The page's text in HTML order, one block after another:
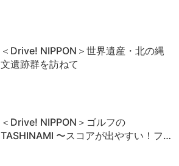
＜Drive! NIPPON＞世界遺産・北の縄
文遺跡群を訪ねて
＜Drive! NIPPON＞ゴルフの
TASHINAMI 〜スコアが出やすい！フ…